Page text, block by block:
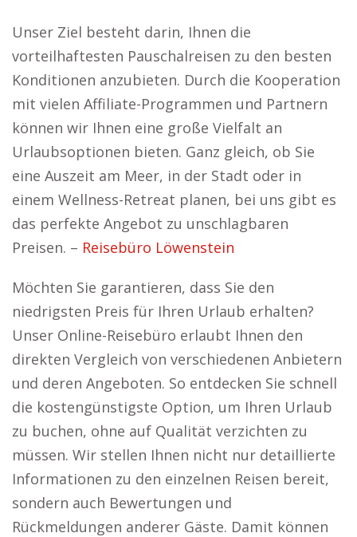
Unser Ziel besteht darin, Ihnen die
vorteilhaftesten Pauschalreisen zu den besten
Konditionen anzubieten. Durch die Kooperation
mit vielen Affiliate-Programmen und Partnern
können wir Ihnen eine große Vielfalt an
Urlaubsoptionen bieten. Ganz gleich, ob Sie
eine Auszeit am Meer, in der Stadt oder in
einem Wellness-Retreat planen, bei uns gibt es
das perfekte Angebot zu unschlagbaren
Preisen. – Reisebüro Löwenstein
Möchten Sie garantieren, dass Sie den
niedrigsten Preis für Ihren Urlaub erhalten?
Unser Online-Reisebüro erlaubt Ihnen den
direkten Vergleich von verschiedenen Anbietern
und deren Angeboten. So entdecken Sie schnell
die kostengünstigste Option, um Ihren Urlaub
zu buchen, ohne auf Qualität verzichten zu
müssen. Wir stellen Ihnen nicht nur detaillierte
Informationen zu den einzelnen Reisen bereit,
sondern auch Bewertungen und
Rückmeldungen anderer Gäste. Damit können